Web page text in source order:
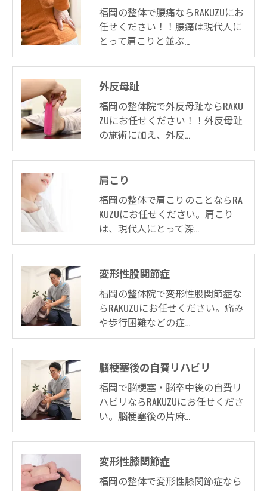
福岡の整体で腰痛ならRAKUZUにお
任せください！！腰痛は現代人に
とって肩こりと並ぶ…
外反母趾
福岡の整体院で外反母趾ならRAKU
ZUにお任せください！！外反母趾
の施術に加え、外反…
肩こり
福岡の整体で肩こりのことならRA
KUZUにお任せください。肩こり
は、現代人にとって深…
変形性股関節症
福岡の整体院で変形性股関節症な
らRAKUZUにお任せください。痛み
や歩行困難などの症…
脳梗塞後の自費リハビリ
福岡で脳梗塞・脳卒中後の自費リ
ハビリならRAKUZUにお任せくださ
い。脳梗塞後の片麻…
変形性膝関節症
福岡の整体で変形性膝関節症なら